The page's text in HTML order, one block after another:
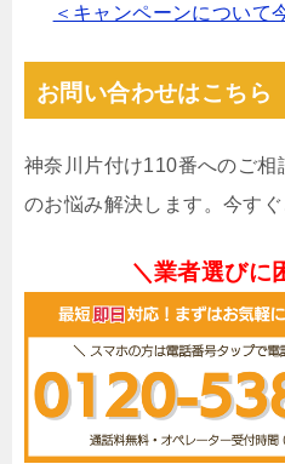
＜キャンペーンについて
お問い合わせはこちら
神奈川片付け110番へのご相
のお悩み解決します。今すぐ
＼業者選びに